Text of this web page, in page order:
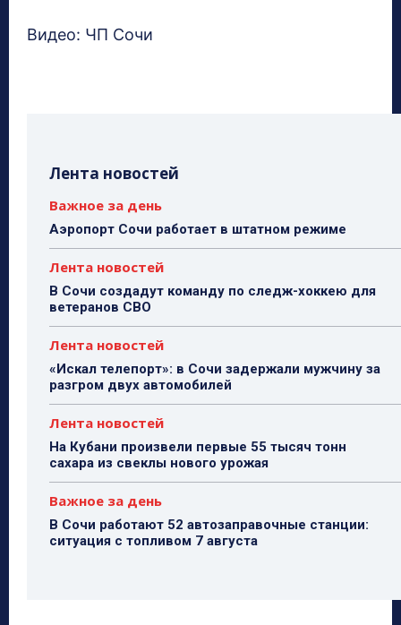
Видео: ЧП Сочи
Лента новостей
Важное за день
Аэропорт Сочи работает в штатном режиме
Лента новостей
В Сочи создадут команду по следж-хоккею для
ветеранов СВО
Лента новостей
«Искал телепорт»: в Сочи задержали мужчину за
разгром двух автомобилей
Лента новостей
На Кубани произвели первые 55 тысяч тонн
сахара из свеклы нового урожая
Важное за день
В Сочи работают 52 автозаправочные станции:
ситуация с топливом 7 августа